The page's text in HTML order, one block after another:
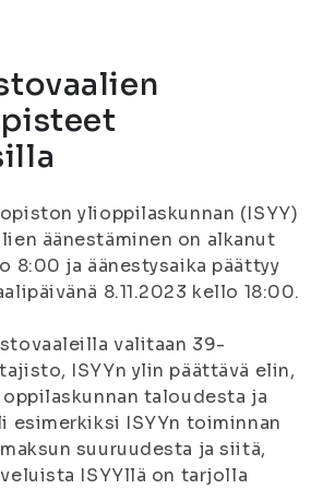
ylioppilaskunnan (ISYY)
äänestäminen on alkanut
8:00 ja äänestysaika päättyy
8.11.2023 kello 18:00.
valitaan 39-
ISYYn ylin päättävä elin,
taloudesta ja
esimerkiksi ISYYn toiminnan
suuruudesta ja siitä,
ISYYllä on tarjolla